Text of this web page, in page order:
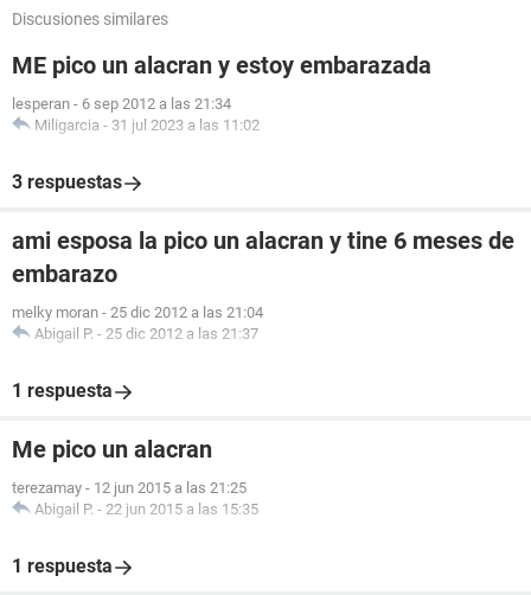
Discusiones similares
ME pico un alacran y estoy embarazada
lesperan - 6 sep 2012 a las 21:34
Miligarcia - 31 jul 2023 a las 11:02
3 respuestas
ami esposa la pico un alacran y tine 6 meses de
embarazo
melky moran - 25 dic 2012 a las 21:04
Abigail P. - 25 dic 2012 a las 21:37
1 respuesta
Me pico un alacran
terezamay - 12 jun 2015 a las 21:25
Abigail P. - 22 jun 2015 a las 15:35
1 respuesta